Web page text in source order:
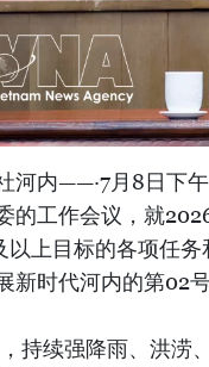
河内——·7月8日下
的工作会议，就
以上目标的各项任
新时代河内的第02
，持续强降雨、洪涝